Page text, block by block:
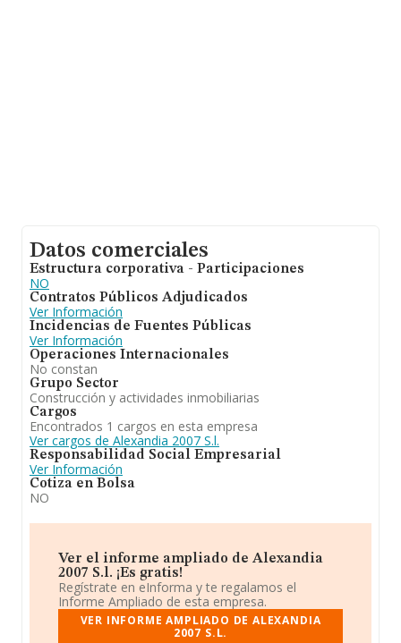
Datos comerciales
Estructura corporativa - Participaciones
NO
Contratos Públicos Adjudicados
Ver Información
Incidencias de Fuentes Públicas
Ver Información
Operaciones Internacionales
No constan
Grupo Sector
Construcción y actividades inmobiliarias
Cargos
Encontrados 1 cargos en esta empresa
Ver cargos de Alexandia 2007 S.l.
Responsabilidad Social Empresarial
Ver Información
Cotiza en Bolsa
NO
Ver el informe ampliado de Alexandia
2007 S.l. ¡Es gratis!
Regístrate en eInforma y te regalamos el
Informe Ampliado de esta empresa.
VER INFORME AMPLIADO DE ALEXANDIA
2007 S.L.